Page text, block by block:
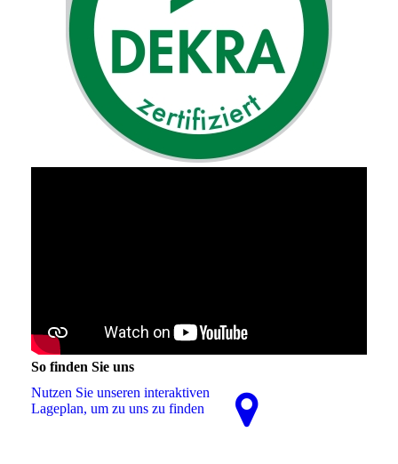
So finden Sie uns
Nutzen Sie unseren interaktiven
La­ge­plan, um zu uns zu finden